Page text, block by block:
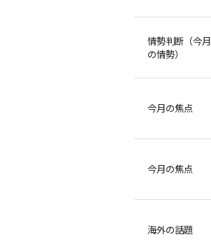
情勢判断（今月
の情勢）
今月の焦点
今月の焦点
海外の話題